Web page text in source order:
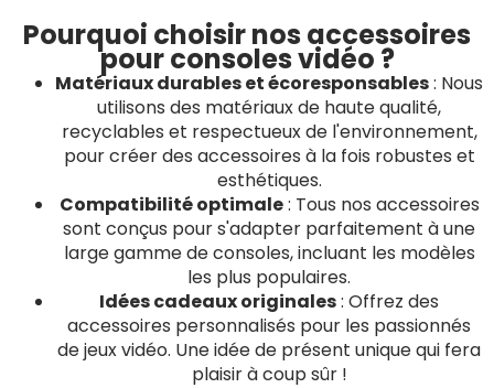
Pourquoi choisir nos accessoires
pour consoles vidéo ?
Matériaux durables et écoresponsables: Nous
utilisons des matériaux de haute qualité,
recyclables et respectueux de l'environnement,
pour créer des accessoires à la fois robustes et
esthétiques.
Compatibilité optimale: Tous nos accessoires
sont conçus pour s'adapter parfaitement à une
large gamme de consoles, incluant les modèles
les plus populaires.
Idées cadeaux originales: Offrez des
accessoires personnalisés pour les passionnés
de jeux vidéo. Une idée de présent unique qui fera
plaisir à coup sûr !